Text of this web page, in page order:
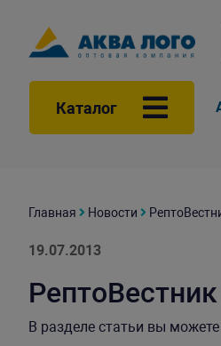
Каталог
Главная Новости
19.07.2013
В разделе статьи вы